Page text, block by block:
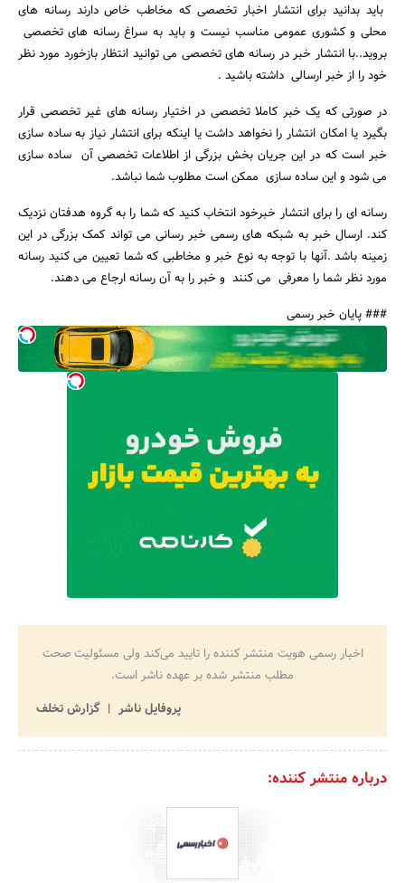
باید بدانید برای انتشار اخبار تخصصی که مخاطب خاص دارند رسانه های
محلی و کشوری عمومی مناسب نیست و باید به سراغ رسانه های تخصصی
بروید..با انتشار خبر در رسانه های تخصصی می توانید انتظار بازخورد مورد نظر
خود را از خبر ارسالی داشته باشید .
در صورتی که یک خبر کاملا تخصصی در اختیار رسانه های غیر تخصصی قرار
بگیرد یا امکان انتشار را نخواهد داشت یا اینکه برای انتشار نیاز به ساده سازی
خبر است که در این جریان بخش بزرگی از اطلاعات تخصصی آن ساده سازی
می شود و این ساده سازی ممکن است مطلوب شما نباشد.
رسانه ای را برای انتشار خبرخود انتخاب کنید که شما را به گروه هدفتان نزدیک
کند. ارسال خبر به شبکه های رسمی خبر رسانی می تواند کمک بزرگی در این
زمینه باشد .آنها با توجه به نوع خبر و مخاطبی که شما تعیین می کنید رسانه
مورد نظر شما را معرفی می کنند و خبر را به آن رسانه ارجاع می دهند.
### پایان خبر رسمی
اخبار رسمی هویت منتشر کننده را تایید می‌کند ولی مسئولیت صحت
مطلب منتشر شده بر عهده ناشر است.
پروفایل ناشر
گزارش تخلف
درباره منتشر کننده: